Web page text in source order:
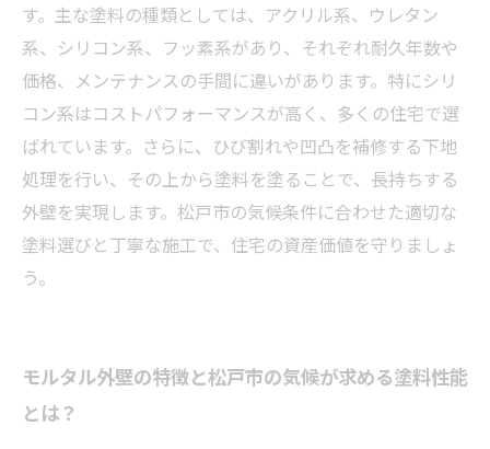
す。主な塗料の種類としては、アクリル系、ウレタン
系、シリコン系、フッ素系があり、それぞれ耐久年数や
価格、メンテナンスの手間に違いがあります。特にシリ
コン系はコストパフォーマンスが高く、多くの住宅で選
ばれています。さらに、ひび割れや凹凸を補修する下地
処理を行い、その上から塗料を塗ることで、長持ちする
外壁を実現します。松戸市の気候条件に合わせた適切な
塗料選びと丁寧な施工で、住宅の資産価値を守りましょ
う。
モルタル外壁の特徴と松戸市の気候が求める塗料性能
とは？